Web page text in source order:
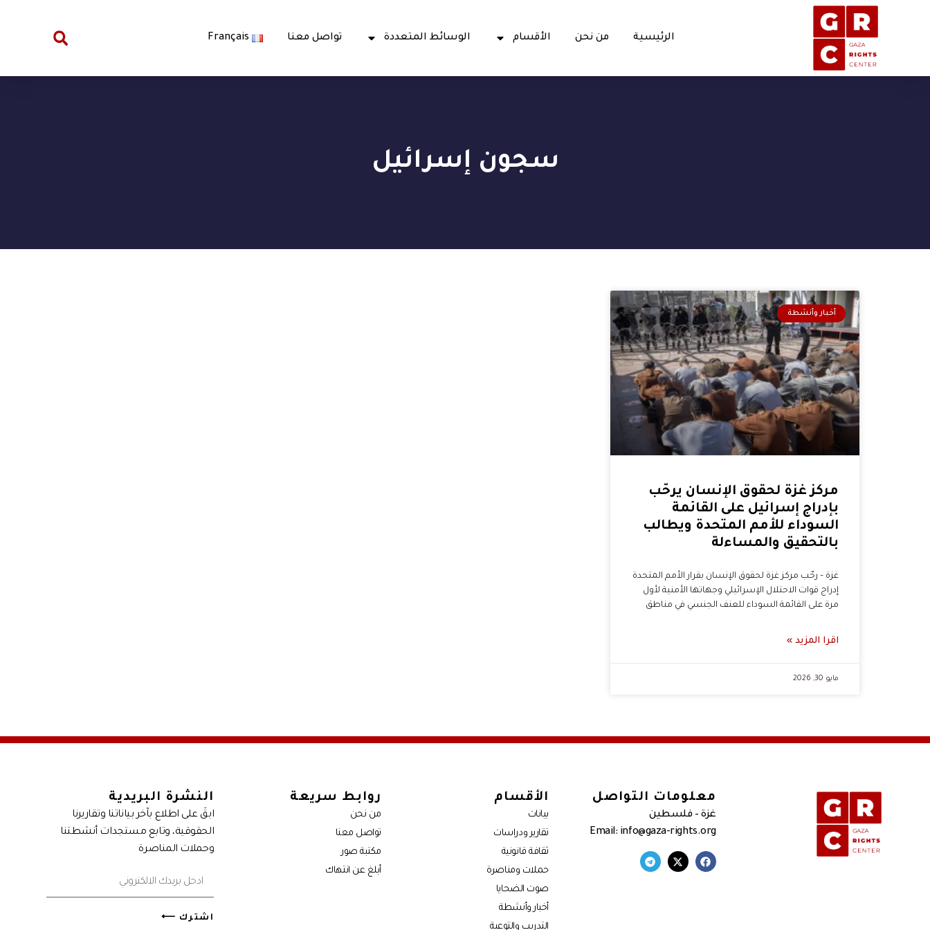
الرئيسية من نحن الأقسام الوسائط المتعددة تواصل معنا Français
سجون إسرائيل
أخبار وأنشطة
مركز غزة لحقوق الإنسان يرحّب
بإدراج إسرائيل على القائمة
السوداء للأمم المتحدة ويطالب
بالتحقيق والمساءلة
غزة – رحّب مركز غزة لحقوق الإنسان بقرار الأمم المتحدة
إدراج قوات الاحتلال الإسرائيلي وجهاتها الأمنية لأول
مرة على القائمة السوداء للعنف الجنسي في مناطق
اقرا المزيد »
مايو 30, 2026
معلومات التواصل
غزة – فلسطين
Email: info@gaza-rights.org
الأقسام
بيانات
تقارير ودراسات
ثقافة قانونية
حملات ومناصرة
صوت الضحايا
أخبار وأنشطة
التدريب والتوعية
روابط سريعة
من نحن
تواصل معنا
مكتبة صور
أبلغ عن انتهاك
النشرة البريدية
ابقَ على اطلاع بآخر بياناتنا وتقاريرنا
الحقوقية، وتابع مستجدات أنشطتنا
وحملات المناصرة
اشترك ⟵